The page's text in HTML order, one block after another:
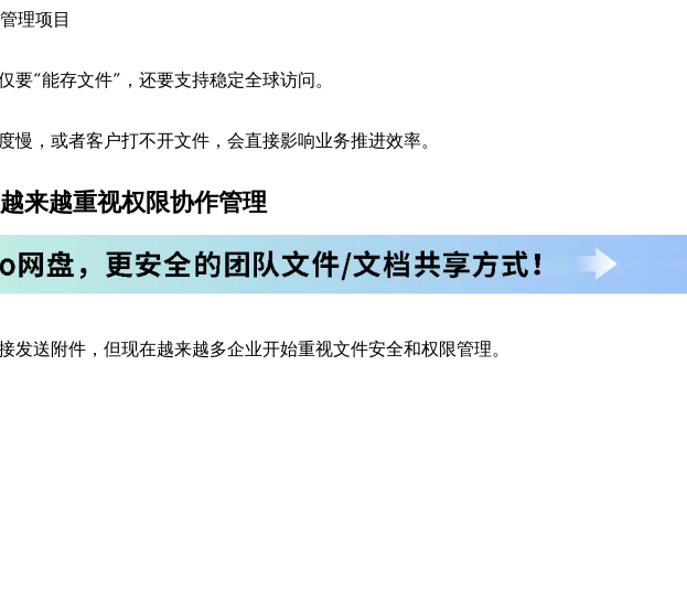
理项目
要“能存文件”，还要支持稳定全球访问。
慢，或者客户打不开文件，会直接影响业务推进效率。
来越重视权限协作管理
发送附件，但现在越来越多企业开始重视文件安全和权限管理。